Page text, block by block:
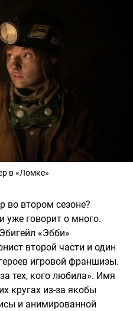
в «Ломке»
во втором сезоне?
уже говорит о много.
«Эбби»
второй части и один
игровой франшизы.
тех, кого любила». Имя
кругах из-за якобы
и анимированной